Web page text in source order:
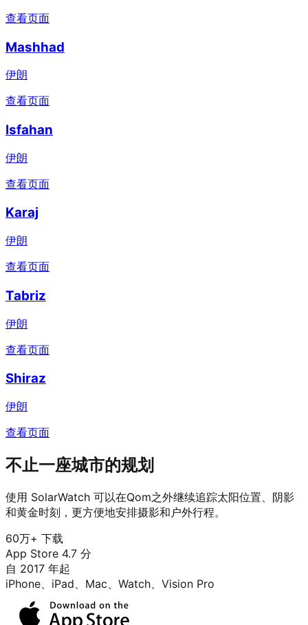
查看页面
Mashhad
伊朗
查看页面
Isfahan
伊朗
查看页面
Karaj
伊朗
查看页面
Tabriz
伊朗
查看页面
Shiraz
伊朗
查看页面
不止一座城市的规划
使用 SolarWatch 可以在Qom之外继续追踪太阳位置、阴影
和黄金时刻，更方便地安排摄影和户外行程。
60万+ 下载
App Store 4.7 分
自 2017 年起
iPhone、iPad、Mac、Watch、Vision Pro